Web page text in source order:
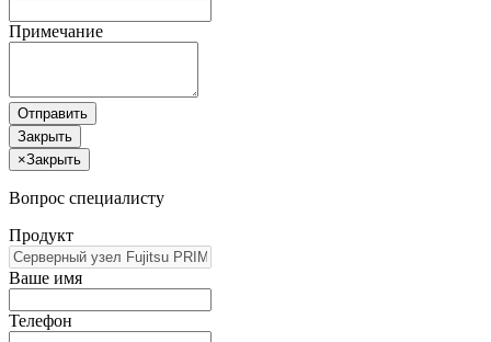
Примечание
Отправить
Закрыть
×Закрыть
Вопрос специалисту
Продукт
Ваше имя
Телефон